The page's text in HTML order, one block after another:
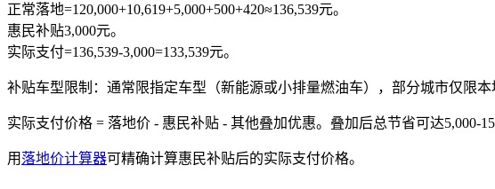
正常落地=120,000+10,619+5,000+500+420≈136,539元。
惠民补贴3,000元。
实际支付=136,539-3,000=133,539元。
补贴车型限制：通常限指定车型（新能源或小排量燃油车），部分城市仅限本
实际支付价格 = 落地价 - 惠民补贴 - 其他叠加优惠。叠加后总节省可达5,000-
用 落地价计算器可精确计算惠民补贴后的实际支付价格。